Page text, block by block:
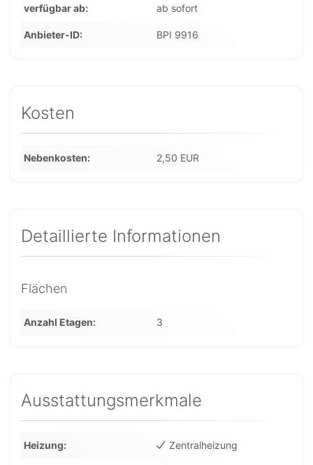
verfügbar ab ab sofort
Anbieter-ID BPI 9916
Kosten
Nebenkosten 2,50 EUR
Detaillierte Informationen
Flächen
Anzahl Etagen 3
Ausstattungsmerkmale
Heizung Zentralheizung